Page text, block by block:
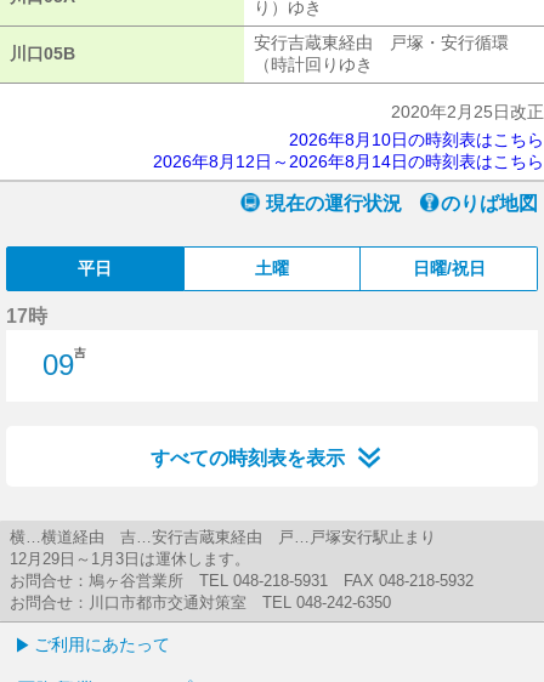
り）ゆき
川口05B
安行吉蔵東経由 戸塚・安行循環
（時計回りゆき
2020年2月25日改正
2026年8月10日の時刻表はこちら
2026年8月12日～2026年8月14日の時刻表はこちら
現在の運行状況 のりば地図
平日 土曜 日曜/祝日
17時
09吉
すべての時刻表を表示
横…横道経由 吉…安行吉蔵東経由 戸…戸塚安行駅止まり
12月29日～1月3日は運休します。
お問合せ：鳩ヶ谷営業所 TEL 048-218-5931 FAX 048-218-5932
お問合せ：川口市都市交通対策室 TEL 048-242-6350
ご利用にあたって